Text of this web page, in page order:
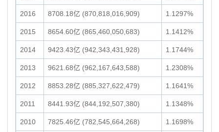
2016 8708.18亿 (870,818,016,909) 1.1297%
2015 8654.60亿 (865,460,050,683) 1.1412%
2014 9423.43亿 (942,343,431,928) 1.1744%
2013 9621.68亿 (962,167,643,588) 1.2308%
2012 8853.28亿 (885,327,622,479) 1.1641%
2011 8441.93亿 (844,192,507,380) 1.1348%
2010 7825.46亿 (782,545,664,268) 1.1698%